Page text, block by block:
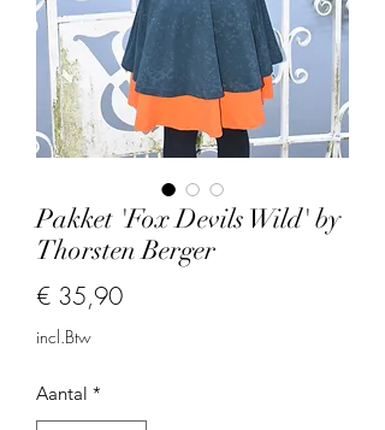
Pakket 'Fox Devils Wild' by
Thorsten Berger
€ 35,90Prijs
incl.Btw
Aantal *